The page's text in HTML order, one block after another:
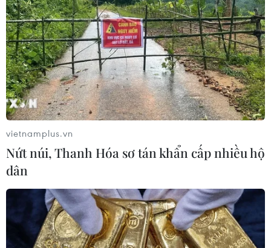
vietnamplus.vn
Nứt núi, Thanh Hóa sơ tán khẩn cấp nhiều hộ
dân